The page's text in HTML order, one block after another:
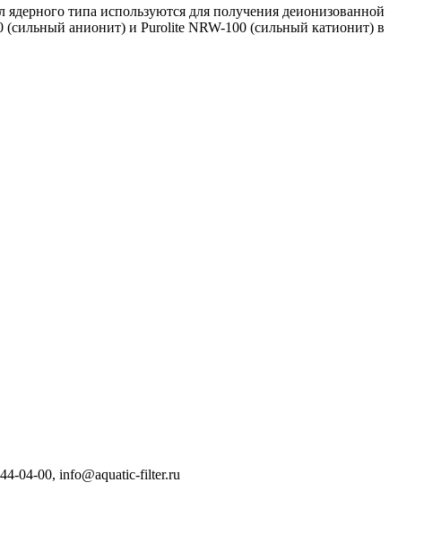
типа используются для получения деионизованной
(сильный анионит) и Purolite NRW-100 (сильный катионит) в
04-00, info@aquatic-filter.ru